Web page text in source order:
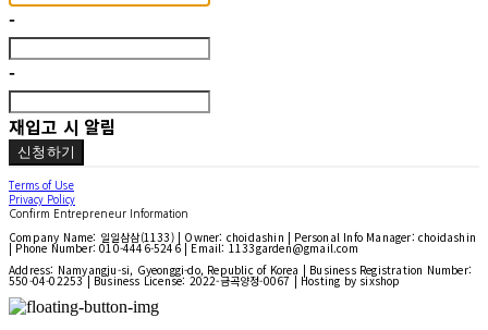
-
-
재입고 시 알림
신청하기
Terms of Use
Privacy Policy
Confirm Entrepreneur Information
Company Name: 일일삼삼(1133) | Owner: choidashin | Personal Info Manager: choidashin
| Phone Number: 010-4446-5246 | Email: 1133garden@gmail.com
Address: Namyangju-si, Gyeonggi-do, Republic of Korea | Business Registration Number:
550-04-02253| Business License:2022-금곡양정-0067| Hosting by sixshop